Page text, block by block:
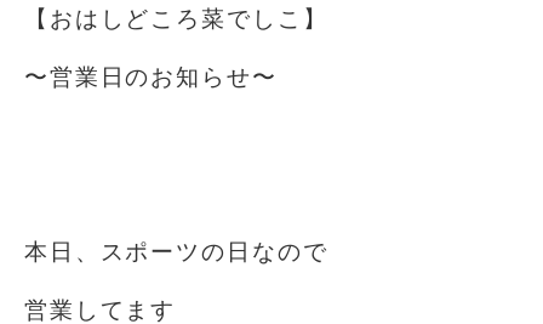
【おはしどころ菜でしこ】
〜営業日のお知らせ〜
本日、スポーツの日なので
営業してます